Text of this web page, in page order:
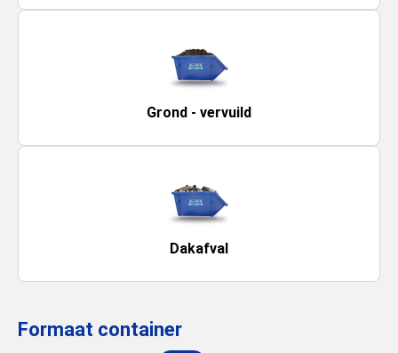
Grond - vervuild
Dakafval
Formaat container